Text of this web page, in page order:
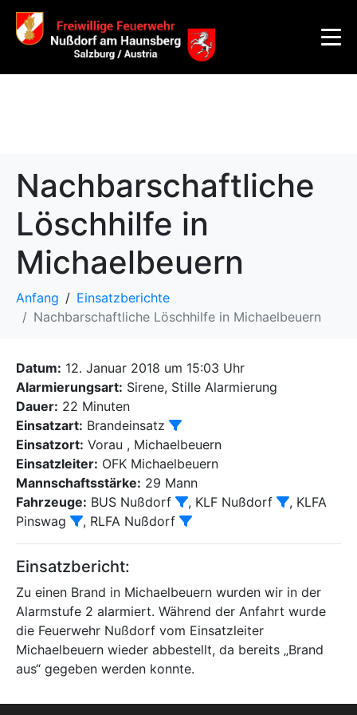
Nachbarschaftliche
Löschhilfe in
Michaelbeuern
Anfang
Einsatzberichte
Nachbarschaftliche Löschhilfe in Michaelbeuern
Datum: 12. Januar 2018 um 15:03 Uhr
Alarmierungsart: Sirene, Stille Alarmierung
Dauer: 22 Minuten
Einsatzart: Brandeinsatz
Einsatzort: Vorau , Michaelbeuern
Einsatzleiter: OFK Michaelbeuern
Mannschaftsstärke: 29 Mann
Fahrzeuge: BUS Nußdorf , KLF Nußdorf
, KLFA
Pinswag
, RLFA Nußdorf
Einsatzbericht:
Zu einen Brand in Michaelbeuern wurden wir in der
Alarmstufe 2 alarmiert. Während der Anfahrt wurde
die Feuerwehr Nußdorf vom Einsatzleiter
Michaelbeuern wieder abbestellt, da bereits „Brand
aus“ gegeben werden konnte.